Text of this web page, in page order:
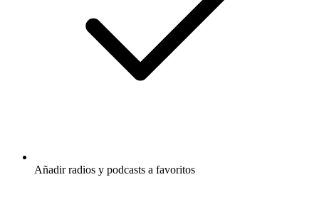
Añadir radios y podcasts a favoritos